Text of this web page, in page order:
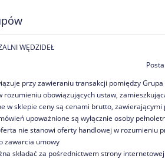
WĘDZIDEŁ
przy zawieraniu transakcji pomiędzy
rozumieniu obowiązujących ustaw,
w sklepie ceny są cenami brutto, zawierającymi
upoważnione są wyłącznie osoby
nie stanowi oferty handlowej w rozumieniu
zawarcia umowy
składać za pośrednictwem strony